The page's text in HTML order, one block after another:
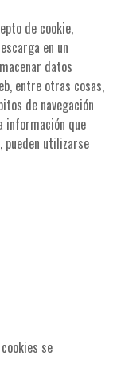
de cookie,
en un
datos
entre otras cosas,
de navegación
información que
pueden utilizarse
se